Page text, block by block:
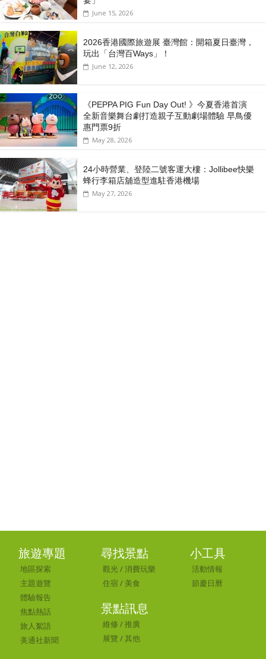
June 15, 2026
2026香港國際旅遊展 臺灣館：開箱夏日臺灣，
玩出「台灣百Ways」！
June 12, 2026
《PEPPA PIG Fun Day Out! 》今夏香港首演
全新音樂舞台劇打造親子互動劇場體驗 早鳥優
惠門票9折
May 28, 2026
24小時營業、登陸二號客運大樓：Jollibee快樂
蜂行李箱店舖造型進駐香港機場
May 27, 2026
旅遊專題
地區探索
主題遊覽
體驗報告
焦點熱話
旅人絮語
美通社新聞
尋找景點
觀光 /消費玩樂
住宿 / 美食
景點訊息
維修 /推廣
展覽 /其他
小工具
活動情報
節慶日曆